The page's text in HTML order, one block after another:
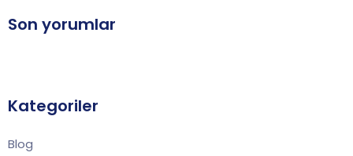
Son yorumlar
Kategoriler
Blog